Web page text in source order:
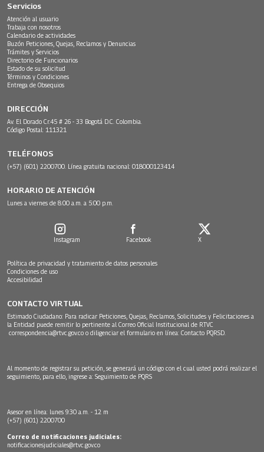
Servicios
Atención al usuario
Trabaja con nosotros
Calendario de actividades
Buzón Peticiones, Quejas, Reclamos y Denuncias
Trámites y Servicios
Directorio de Funcionarios
Estado de su solicitud
Términos y Condiciones
Entrega de Obsequios
DIRECCIÓN
Av. El Dorado Cr.45 # 26 - 33 Bogotá D.C. Colombia.
Código Postal: 111321
TELÉFONOS
(+57) (601) 2200700. Línea gratuita nacional: 018000123414
HORARIO DE ATENCIÓN
Lunes a viernes de 8:00 a.m. a 5:00 p.m.
Instagram Facebook X
Política de privacidad y tratamiento de datos personales
Condiciones de uso
Accesibilidad
CONTACTO VIRTUAL
Estimado Ciudadano: Para radicar Peticiones, Quejas, Reclamos, Solicitudes y Felicitaciones a
la Entidad puede remitir lo pertinente al Correo Oficial Institucional de RTVC
correspondencia@rtvc.gov.co o diligenciar el formulario en línea: Contacto PQRSD.
Al momento de registrar su petición, se generará un código con el cual usted podrá realizar el
seguimiento, para ello, ingrese a: Seguimiento de PQRS
Asesor en línea: lunes 9:30 a.m. - 12 m
(+57) (601) 2200700
Correo de notificaciones judiciales:
notificacionesjudiciales@rtvc.gov.co